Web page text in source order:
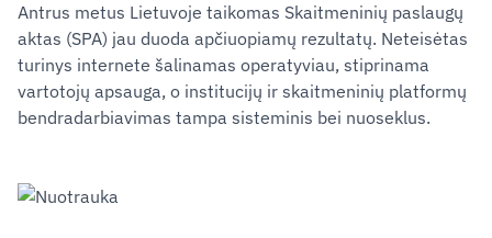
Antrus metus Lietuvoje taikomas Skaitmeninių paslaugų
aktas (SPA) jau duoda apčiuopiamų rezultatų. Neteisėtas
turinys internete šalinamas operatyviau, stiprinama
vartotojų apsauga, o institucijų ir skaitmeninių platformų
bendradarbiavimas tampa sisteminis bei nuoseklus.